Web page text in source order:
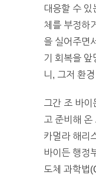
대응할 수 있
체를 부정하
을 실어주면
기 회복을 앞
니, 그저 환
그간 조 바이
고 준비해 온
카멀라 해리
바이든 행정
도체 과학법